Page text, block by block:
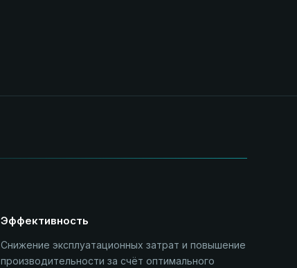
Эффективность
Снижение эксплуатационных затрат и повышение
производительности за счёт оптимального